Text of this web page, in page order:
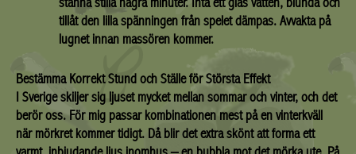
tillåt den lilla spänningen från spelet dämpas. Avvakta på
lugnet innan massören kommer.
Bestämma Korrekt Stund och Ställe för Största Effekt
I Sverige skiljer sig ljuset mycket mellan sommar och vinter, och det
berör oss. För mig passar kombinationen mest på en vinterkväll
när mörkret kommer tidigt. Då blir det extra skönt att forma ett